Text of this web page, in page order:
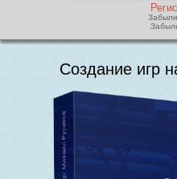
Создание игр